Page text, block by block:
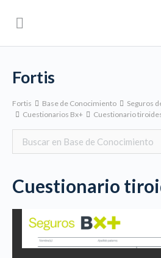
Fortis
Fortis Base de Conocimiento Seguros
Cuestionarios Bx+
Cuestionario
Cuestionario